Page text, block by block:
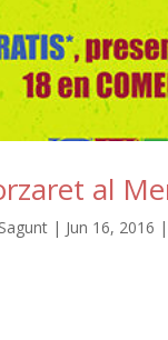
al
| Jun 16, 2016 |